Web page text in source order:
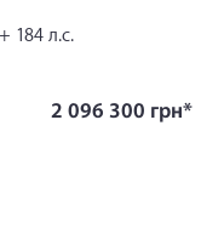
184 л.с.
2 096 300 грн*